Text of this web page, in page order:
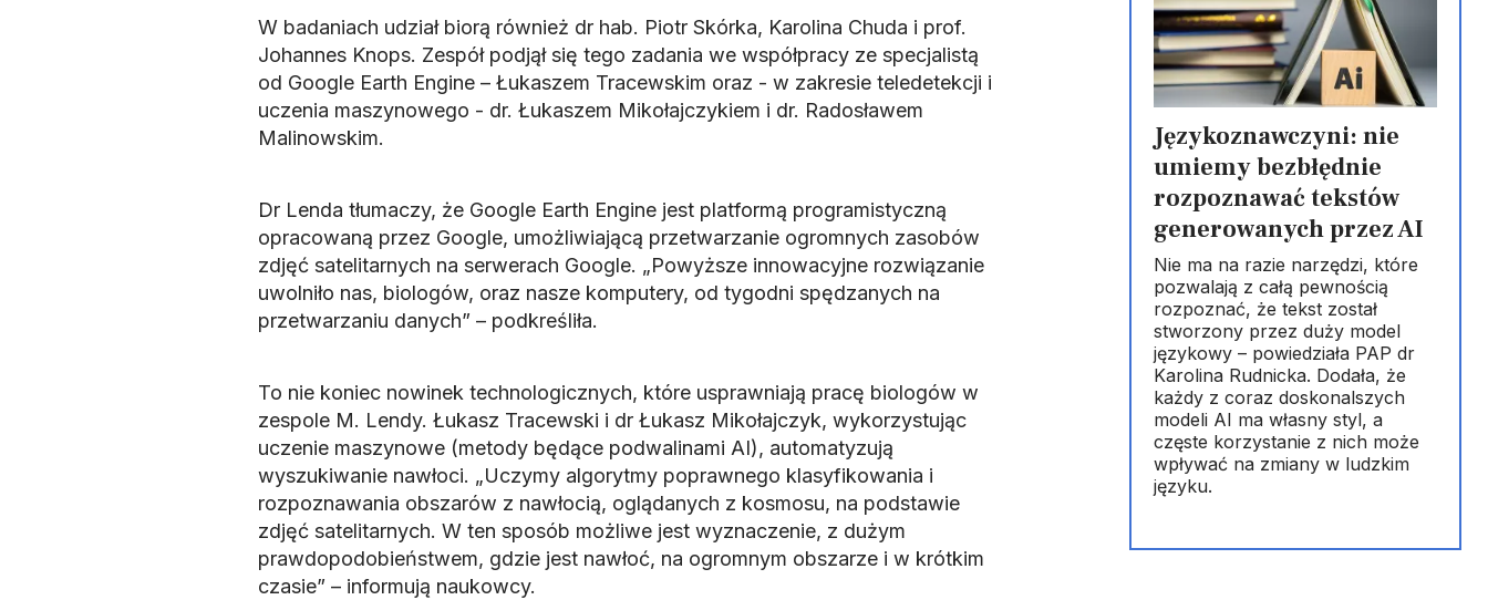
W badaniach udział biorą również dr hab. Piotr Skórka, Karolina Chuda i prof.
Johannes Knops. Zespół podjął się tego zadania we współpracy ze specjalistą
od Google Earth Engine – Łukaszem Tracewskim oraz - w zakresie teledetekcji i
uczenia maszynowego - dr. Łukaszem Mikołajczykiem i dr. Radosławem
Malinowskim.
Dr Lenda tłumaczy, że Google Earth Engine jest platformą programistyczną
opracowaną przez Google, umożliwiającą przetwarzanie ogromnych zasobów
zdjęć satelitarnych na serwerach Google. „Powyższe innowacyjne rozwiązanie
uwolniło nas, biologów, oraz nasze komputery, od tygodni spędzanych na
przetwarzaniu danych” – podkreśliła.
To nie koniec nowinek technologicznych, które usprawniają pracę biologów w
zespole M. Lendy. Łukasz Tracewski i dr Łukasz Mikołajczyk, wykorzystując
uczenie maszynowe (metody będące podwalinami AI), automatyzują
wyszukiwanie nawłoci. „Uczymy algorytmy poprawnego klasyfikowania i
rozpoznawania obszarów z nawłocią, oglądanych z kosmosu, na podstawie
zdjęć satelitarnych. W ten sposób możliwe jest wyznaczenie, z dużym
prawdopodobieństwem, gdzie jest nawłoć, na ogromnym obszarze i w krótkim
czasie” – informują naukowcy.
Językoznawczyni: nie
umiemy bezbłędnie
rozpoznawać tekstów
generowanych przez AI
Nie ma na razie narzędzi, które
pozwalają z całą pewnością
rozpoznać, że tekst został
stworzony przez duży model
językowy – powiedziała PAP dr
Karolina Rudnicka. Dodała, że
każdy z coraz doskonalszych
modeli AI ma własny styl, a
częste korzystanie z nich może
wpływać na zmiany w ludzkim
języku.